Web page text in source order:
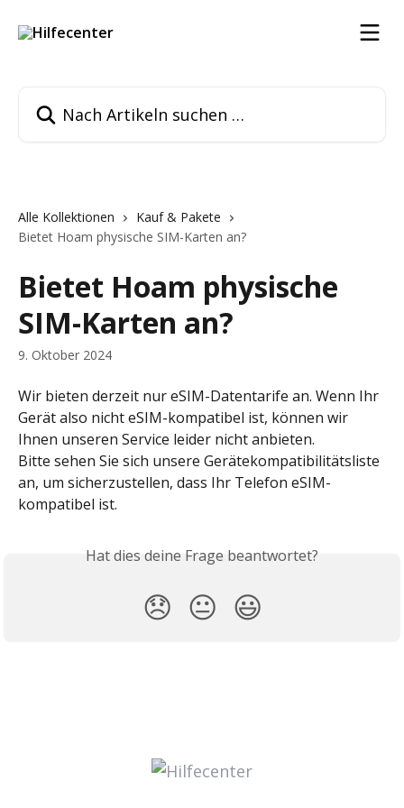
Alle Kollektionen
Kauf & Pakete
Bietet Hoam physische SIM-Karten an?
Bietet Hoam physische
SIM-Karten an?
9. Oktober 2024
Wir bieten derzeit nur eSIM-Datentarife an. Wenn Ihr
Gerät also nicht eSIM-kompatibel ist, können wir
Ihnen unseren Service leider nicht anbieten.
Bitte sehen Sie sich unsere Gerätekompatibilitätsliste
an, um sicherzustellen, dass Ihr Telefon eSIM-
kompatibel ist.
Hat dies deine Frage beantwortet?
😞 😐 😃